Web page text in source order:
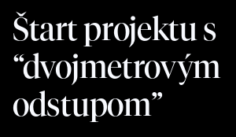
Štart projektu s
“dvojmetrovým
odstupom”